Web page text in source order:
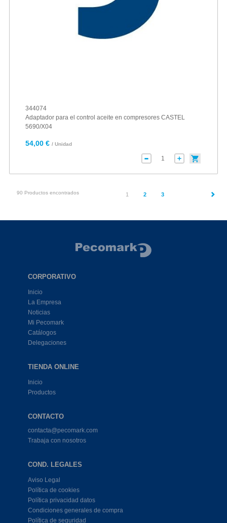
344074
Adaptador para el control aceite en compresores CASTEL
5690/X04
54,00 € / Unidad
90 Productos encontrados 1 (current)
2 3
CORPORATIVO
Inicio
La Empresa
Noticias
Mi Pecomark
Catálogos
Delegaciones
TIENDA ONLINE
Inicio
Productos
CONTACTO
contacta@pecomark.com
Trabaja con nosotros
COND. LEGALES
Aviso Legal
Política de cookies
Política privacidad datos
Condiciones generales de compra
Política de seguridad